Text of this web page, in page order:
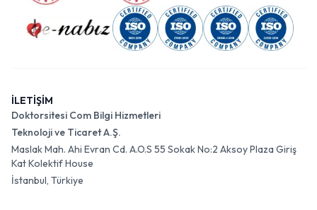
İLETİŞİM
Doktorsitesi Com Bilgi Hizmetleri
Teknoloji ve Ticaret A.Ş.
Maslak Mah. Ahi Evran Cd. A.O.S 55 Sokak No:2 Aksoy Plaza Giriş
Kat Kolektif House
İstanbul, Türkiye